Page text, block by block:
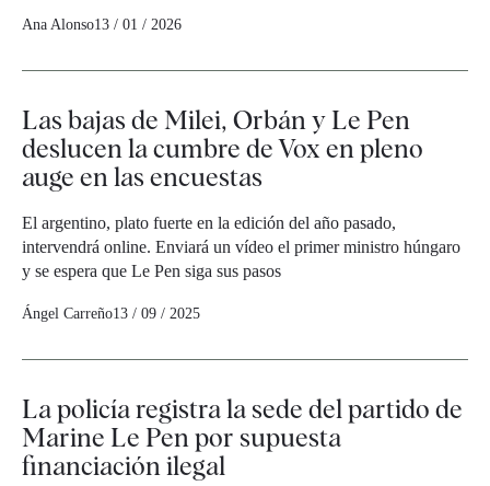
Ana Alonso13 / 01 / 2026
Las bajas de Milei, Orbán y Le Pen
deslucen la cumbre de Vox en pleno
auge en las encuestas
El argentino, plato fuerte en la edición del año pasado,
intervendrá online. Enviará un vídeo el primer ministro húngaro
y se espera que Le Pen siga sus pasos
Ángel Carreño13 / 09 / 2025
La policía registra la sede del partido de
Marine Le Pen por supuesta
financiación ilegal